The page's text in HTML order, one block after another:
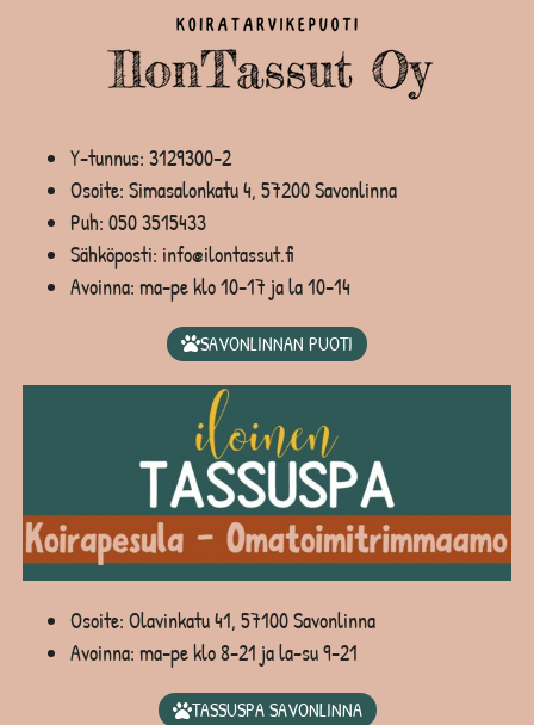
Y-tunnus: 3129300-2
Osoite: Simasalonkatu 4, 57200 Savonlinna
Puh: 050 3515433
Sähköposti: info@ilontassut.fi
Avoinna: ma-pe klo 10-17 ja la 10-14
SAVONLINNAN PUOTI
Osoite: Olavinkatu 41, 57100 Savonlinna
Avoinna: ma-pe klo 8-21 ja la-su 9-21
TASSUSPA SAVONLINNA